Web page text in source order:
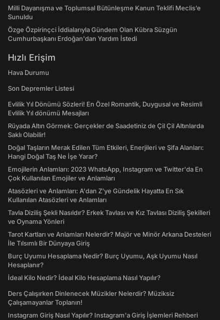
Milli Dayanışma ve Toplumsal Bütünleşme Kanun Teklifi Meclis’e
Sunuldu
Özge Özpirinçci İddialarıyla Gündem Olan Kübra Süzgün
Cumhurbaşkanı Erdoğan'dan Yardım İstedi
Hızlı Erişim
Hava Durumu
Son Depremler Listesi
Evlilik Yıl Dönümü Sözleri! En Özel Romantik, Duygusal ve Resimli
Evlilik Yıl dönümü Mesajları
Rüyada Altın Görmek: Gerçekler de Saadetiniz de Çil Çil Altınlarda
Saklı Olabilir!
Doğal Taşların Merak Edilen Tüm Etkileri, Enerjileri ve Şifa Alanları:
Hangi Doğal Taş Ne İşe Yarar?
Emojilerin Anlamları: 2023 WhatsApp, Instagram ve Twitter'da En
Çok Kullanılan Emojiler ve Anlamları
Atasözleri ve Anlamları: A'dan Z'ye Gündelik Hayatta En Sık
Kullanılan Atasözleri ve Anlamları
Tavla Diziliş Şekli Nasıldır? Erkek Tavlası ve Kız Tavlası Diziliş Şekilleri
ve Oynama Yönleri
Tarot Kartları ve Anlamları Nelerdir? Majör ve Minör Arkana Desteleri
İle Tılsımlı Bir Dünyaya Giriş
Burç Uyumu Hesaplama Nedir? Burç Uyumu, Aşk Uyumu Nasıl
Hesaplanır?
İdeal Kilo Nedir? İdeal Kilo Hesaplama Nasıl Yapılır?
Ders Çalışırken Dinlenecek Müzikler Nelerdir? Müziksiz
Çalışamayanlar Toplanın!
Instagram Giriş Nasıl Yapılır? Instagram'a Giriş İşlemleri Rehberi